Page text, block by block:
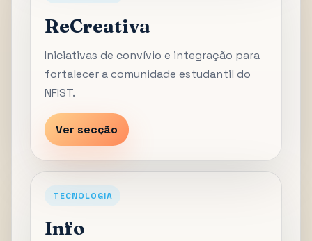
ReCreativa
Iniciativas de convívio e integração para
fortalecer a comunidade estudantil do
NFIST.
Ver secção
TECNOLOGIA
Info